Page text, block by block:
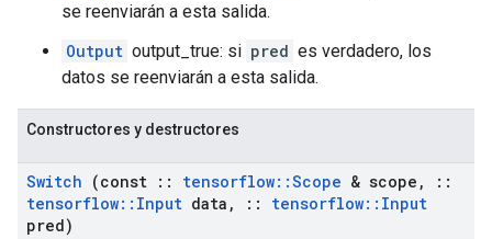
se reenviarán a esta salida.
Output output_true: si pred es verdadero, los
datos se reenviarán a esta salida.
Constructores y destructores
Switch (const :: tensorflow::Scope & scope ,
::
tensorflow:: Input data , :: tensorflow:: Input
pred)